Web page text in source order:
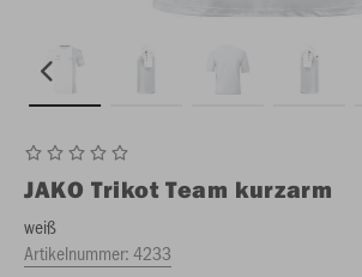
JAKO Trikot Team kurzarm
weiß
Artikelnummer:4233